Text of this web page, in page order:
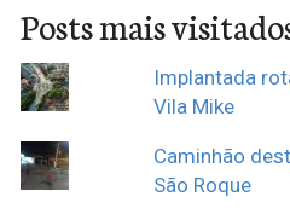
Posts mais
Implantada
Vila Mike
Caminhão
São Roque